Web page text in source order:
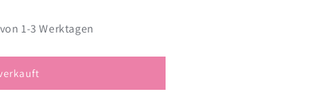
1-3 Werktagen